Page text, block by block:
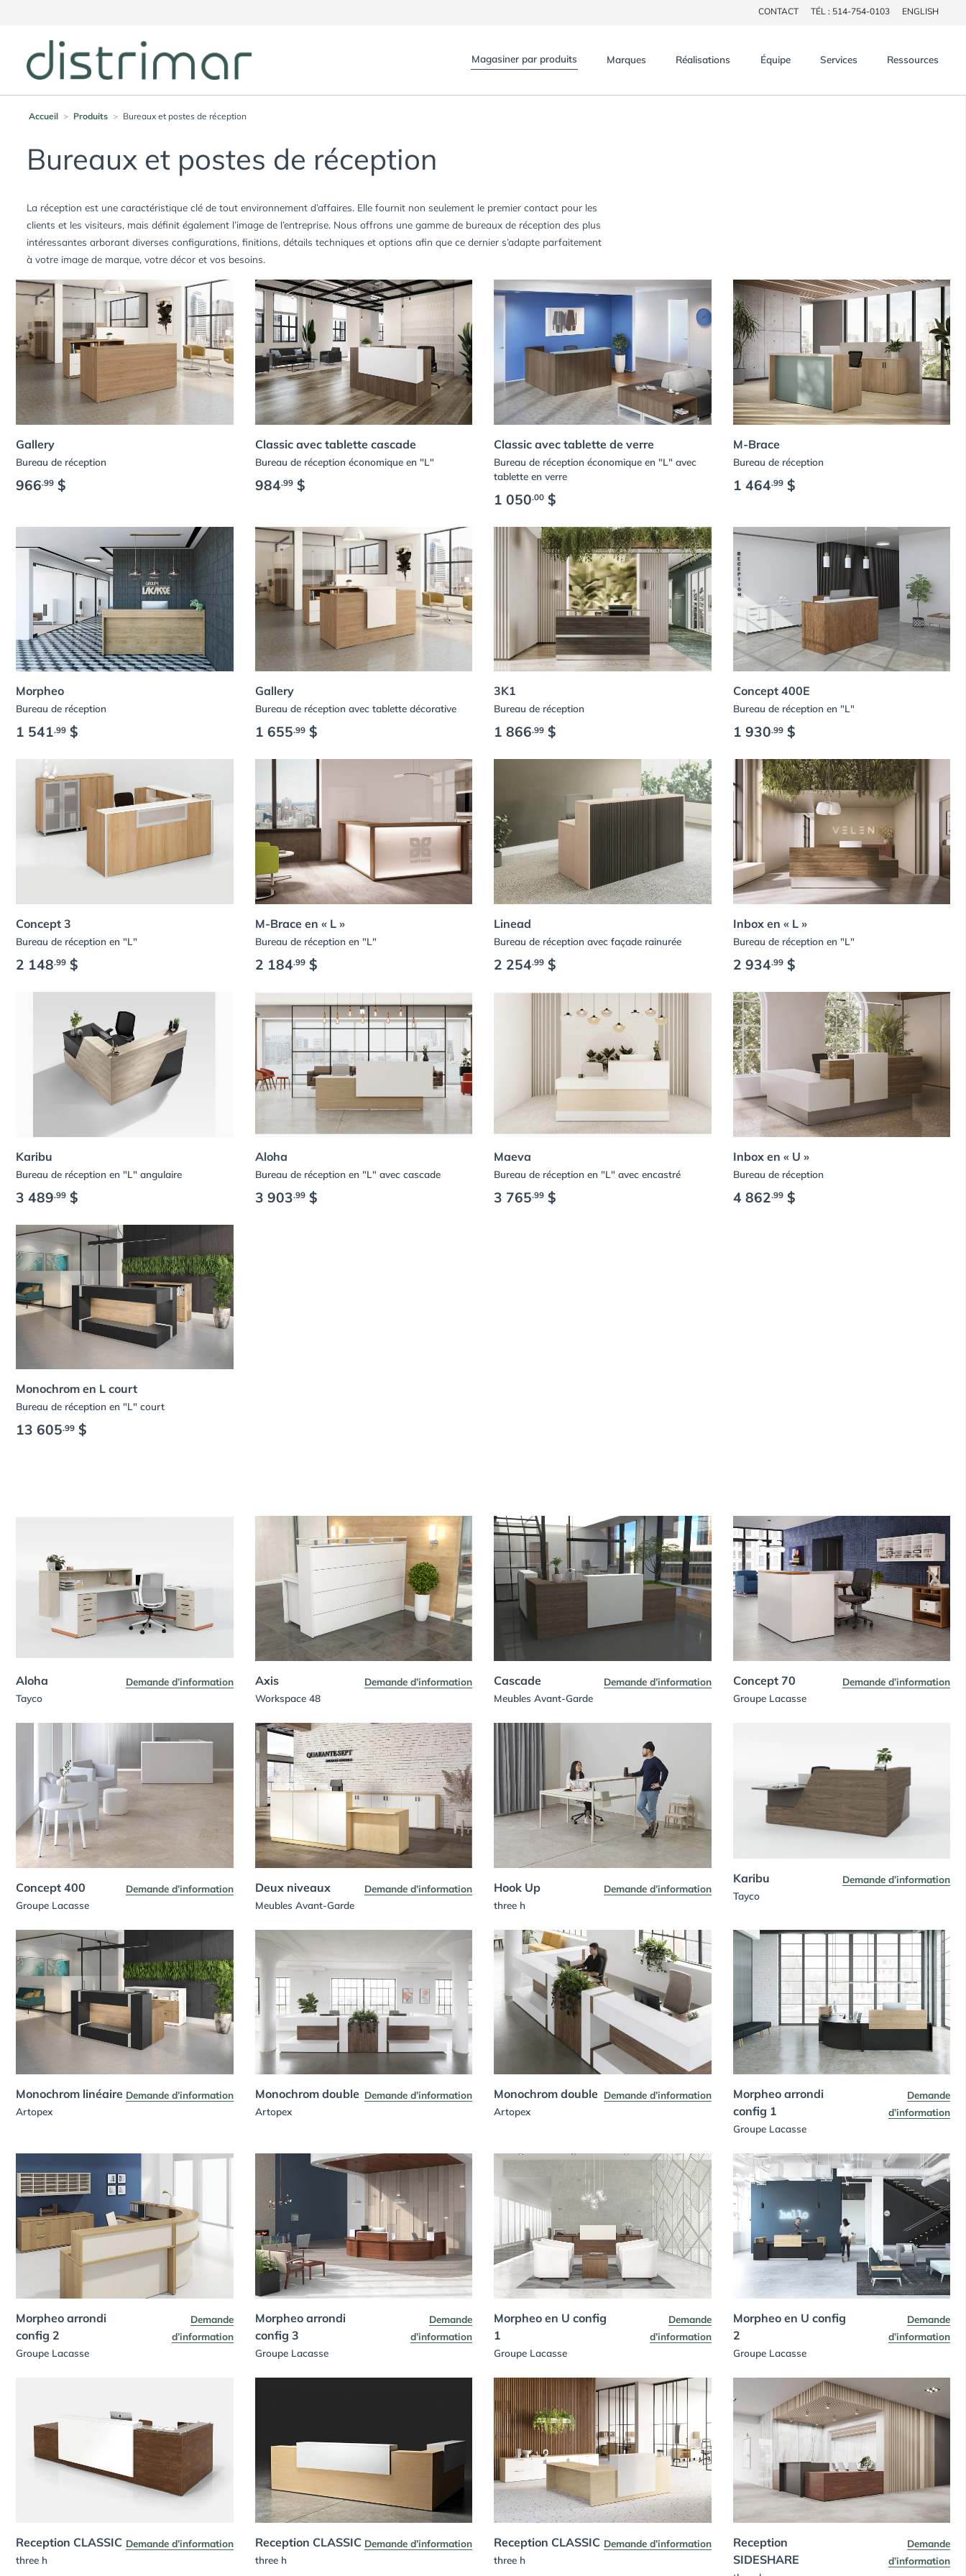
CONTACT TÉL : 514-754-0103 ENGLISH
Magasiner par produits Marques Réalisations Équipe Services Ressources
Accueil > Produits > Bureaux et postes de réception
Bureaux et postes de réception
La réception est une caractéristique clé de tout environnement d’affaires. Elle fournit non seulement le premier contact pour les
clients et les visiteurs, mais définit également l’image de l’entreprise. Nous offrons une gamme de bureaux de réception des plus
intéressantes arborant diverses configurations, finitions, détails techniques et options afin que ce dernier s’adapte parfaitement
à votre image de marque, votre décor et vos besoins.
Gallery
Bureau de réception
966.99 $
Classic avec tablette cascade
Bureau de réception économique en "L"
984.99 $
Classic avec tablette de verre
Bureau de réception économique en "L" avec
tablette en verre
1 050.00 $
M-Brace
Bureau de réception
1 464.99 $
Morpheo
Bureau de réception
1 541.99 $
Gallery
Bureau de réception avec tablette décorative
1 655.99 $
3K1
Bureau de réception
1 866.99 $
Concept 400E
Bureau de réception en "L"
1 930.99 $
Concept 3
Bureau de réception en "L"
2 148.99 $
M-Brace en « L »
Bureau de réception en "L"
2 184.99 $
Linead
Bureau de réception avec façade rainurée
2 254.99 $
Inbox en « L »
Bureau de réception en "L"
2 934.99 $
Karibu
Bureau de réception en "L" angulaire
3 489.99 $
Aloha
Bureau de réception en "L" avec cascade
3 903.99 $
Maeva
Bureau de réception en "L" avec encastré
3 765.99 $
Inbox en « U »
Bureau de réception
4 862.99 $
Monochrom en L court
Bureau de réception en "L" court
13 605.99 $
Aloha
Tayco
Demande d’information Axis
Workspace 48
Demande d’information Cascade
Meubles Avant-Garde
Demande d’information Concept 70
Groupe Lacasse
Demande d’information
Concept 400
Groupe Lacasse
Demande d’information Deux niveaux
Meubles Avant-Garde
Demande d’information Hook Up
three h
Demande d’information
Karibu
Tayco
Demande d’information
Monochrom linéaire
Artopex
Demande d’information Monochrom double
Artopex
Demande d’information Monochrom double
Artopex
Demande d’information
Morpheo arrondi
config 1
Groupe Lacasse
Demande
d’information
Morpheo arrondi
config 2
Groupe Lacasse
Demande
d’information
Morpheo arrondi
config 3
Groupe Lacasse
Demande
d’information
Morpheo en U config
1
Groupe Lacasse
Demande
d’information
Morpheo en U config
2
Groupe Lacasse
Demande
d’information
Reception CLASSIC
three h
Demande d’information Reception CLASSIC
three h
Demande d’information Reception CLASSIC
three h
Demande d’information
Reception
SIDESHARE
Demande
d’information